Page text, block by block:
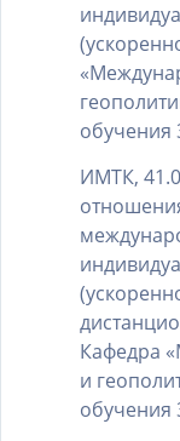
обучения
ИМТК,
Кафедра
и
обучения